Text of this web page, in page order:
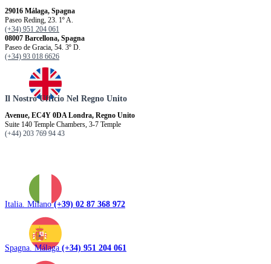
29016 Málaga, Spagna
Paseo Reding, 23. 1º A.
(+34) 951 204 061
08007 Barcellona, ​​Spagna
Paseo de Gracia, 54. 3º D.
(+34) 93 018 6626
Il Nostro Ufficio Nel Regno Unito
Avenue, EC4Y 0DA Londra, Regno Unito
Suite 140 Temple Chambers, 3-7 Temple
(+44) 203 769 94 43
Italia. Milano(+39) 02 87 368 972
Spagna. Málaga (+34) 951 204 061